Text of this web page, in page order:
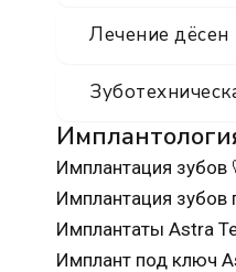
Лечение дёсен
Имплантация зубов
Имплантация зубов
Имплантаты Astra
Имплант под ключ